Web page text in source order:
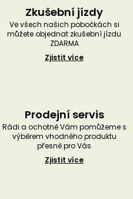
Zkušební jízdy
Ve všech našich pobočkách si
můžete objednat zkušební jízdu
ZDARMA
Zjistit více
Prodejní servis
Rádi a ochotně Vám pomůžeme s
výběrem vhodného produktu
přesně pro Vás
Zjistit více